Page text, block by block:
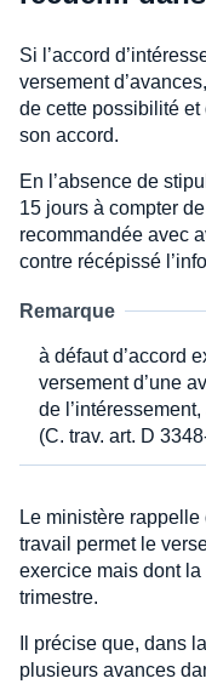
Si l’accord
versement
de cette possibilité
son accord.
En l’absence de
15 jours à compter
recommandée avec
contre récépissé
Remarque
à défaut d’accord
versement d’une
de
(C. trav. art. D
Le ministère rappelle
travail permet le
exercice mais dont
trimestre.
Il précise que, dans
plusieurs avances